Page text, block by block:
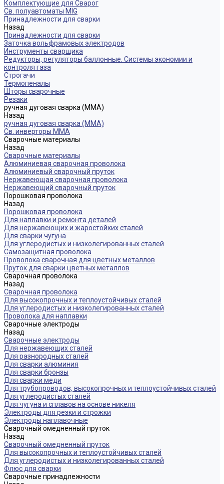
Комплектующие для Сварог
Св. полуавтоматы MIG
Принадлежности для сварки
Назад
Принадлежности для сварки
Заточка вольфрамовых электродов
Инструменты сварщика
Редукторы, регуляторы баллонные. Системы экономии и
контроля газа
Строгачи
Термопеналы
Шторы сварочные
Резаки
ручная дуговая сварка (MMA)
Назад
ручная дуговая сварка (MMA)
Св. инверторы MMA
Сварочные материалы
Назад
Сварочные материалы
Алюминиевая сварочная проволока
Алюминиевый сварочный пруток
Нержавеющая сварочная проволока
Нержавеющий сварочный пруток
Порошковая проволока
Назад
Порошковая проволока
Для наплавки и ремонта деталей
Для нержавеющих и жаростойких сталей
Для сварки чугуна
Для углеродистых и низколегированных сталей
Самозащитная проволока
Проволока сварочная для цветных металлов
Пруток для сварки цветных металлов
Сварочная проволока
Назад
Сварочная проволока
Для высокопрочных и теплоустойчивых сталей
Для углеродистых и низколегированных сталей
Проволока для наплавки
Сварочные электроды
Назад
Сварочные электроды
Для нержавеющих сталей
Для разнородных сталей
Для сварки алюминия
Для сварки бронзы
Для сварки меди
Для трубопроводов, высокопрочных и теплоустойчивых сталей
Для углеродистых сталей
Для чугуна и сплавов на основе никеля
Электроды для резки и строжки
Электроды наплавочные
Сварочный омедненный пруток
Назад
Сварочный омедненный пруток
Для высокопрочных и теплоустойчивых сталей
Для углеродистых и низколегированных сталей
Флюс для сварки
Сварочные принадлежности